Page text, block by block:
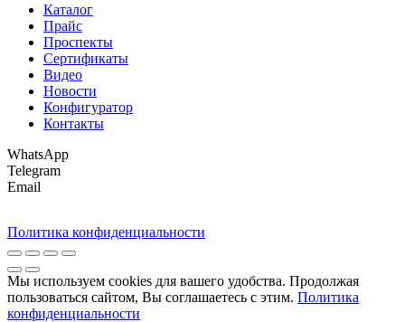
Каталог
Прайс
Проспекты
Сертификаты
Видео
Новости
Конфигуратор
Контакты
WhatsApp
Telegram
Email
Политика конфиденциальности
Мы используем cookies для вашего удобства. Продолжая
пользоваться сайтом, Вы соглашаетесь с этим. Политика
конфиденциальности